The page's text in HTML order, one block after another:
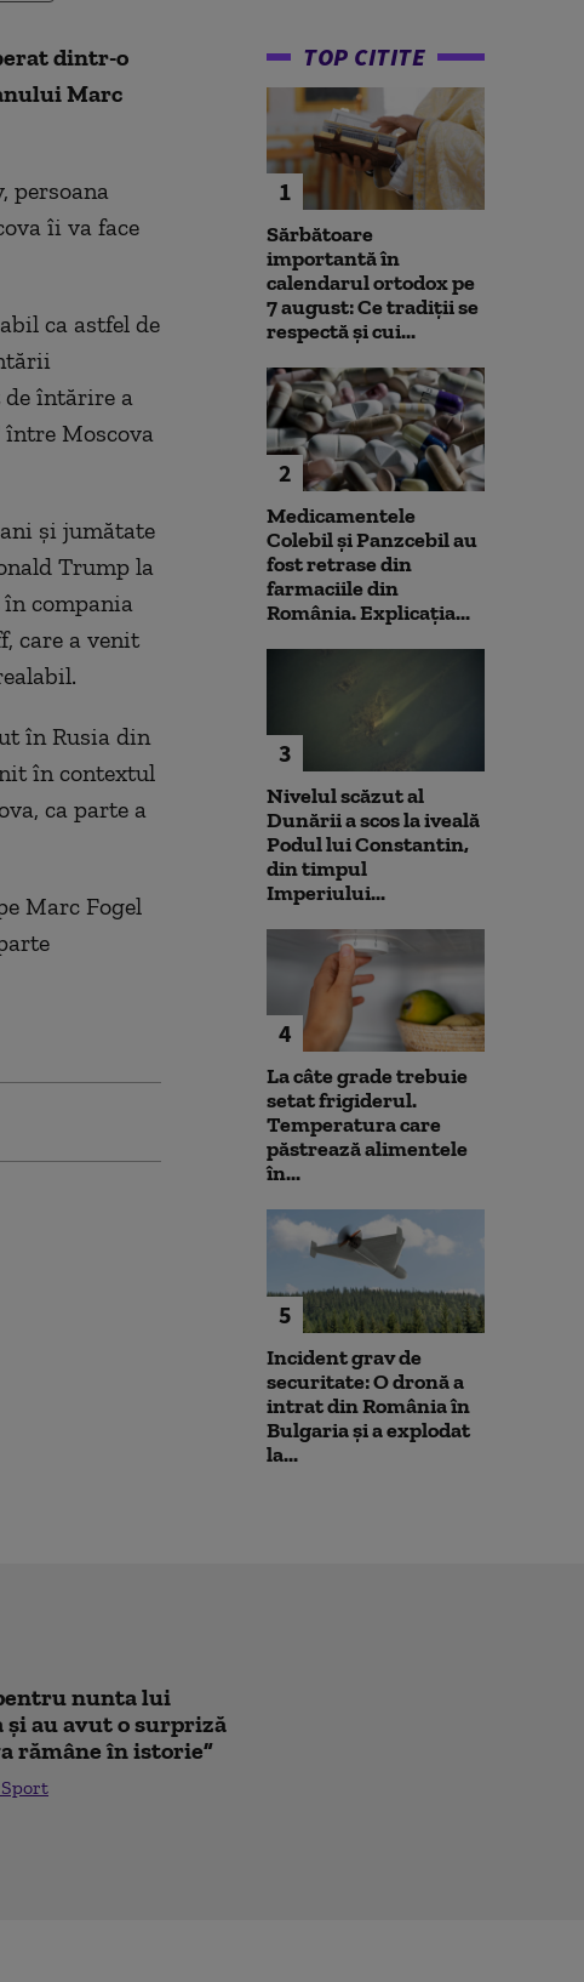
dintr-o
Marc
persoana
îi va face
ca astfel de
de întărire a
Moscova
şi jumătate
Trump la
în compania
care a venit
în Rusia din
în contextul
ca parte a
Marc Fogel
TOP CITITE
1
Sărbătoare
importantă în
calendarul ortodox pe
7 august: Ce tradiții se
respectă și cui...
2
Medicamentele
Colebil și Panzcebil au
fost retrase din
farmaciile din
România. Explicația...
3
Nivelul scăzut al
Dunării a scos la iveală
Podul lui Constantin,
din timpul
Imperiului...
4
La câte grade trebuie
setat frigiderul.
Temperatura care
păstrează alimentele
în...
5
Incident grav de
securitate: O dronă a
intrat din România în
Bulgaria şi a explodat
la...
nunta lui
și au avut o surpriză
rămâne în istorie”